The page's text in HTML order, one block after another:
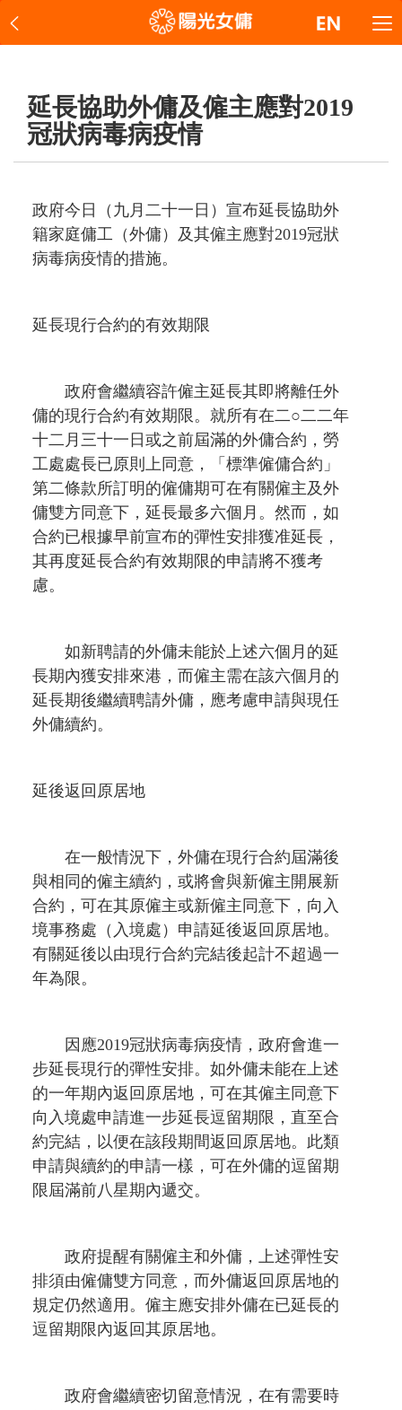
延長協助外傭及僱主應對2019
冠狀病毒病疫情
政府今日（九月二十一日）宣布延長協助外
籍家庭傭工（外傭）及其僱主應對2019冠狀
病毒病疫情的措施。
延長現行合約的有效期限
政府會繼續容許僱主延長其即將離任外
傭的現行合約有效期限。就所有在二○二二年
十二月三十一日或之前屆滿的外傭合約，勞
工處處長已原則上同意，「標準僱傭合約」
第二條款所訂明的僱傭期可在有關僱主及外
傭雙方同意下，延長最多六個月。然而，如
合約已根據早前宣布的彈性安排獲准延長，
其再度延長合約有效期限的申請將不獲考
慮。
如新聘請的外傭未能於上述六個月的延
長期內獲安排來港，而僱主需在該六個月的
延長期後繼續聘請外傭，應考慮申請與現任
外傭續約。
延後返回原居地
在一般情況下，外傭在現行合約屆滿後
與相同的僱主續約，或將會與新僱主開展新
合約，可在其原僱主或新僱主同意下，向入
境事務處（入境處）申請延後返回原居地。
有關延後以由現行合約完結後起計不超過一
年為限。
因應2019冠狀病毒病疫情，政府會進一
步延長現行的彈性安排。如外傭未能在上述
的一年期內返回原居地，可在其僱主同意下
向入境處申請進一步延長逗留期限，直至合
約完結，以便在該段期間返回原居地。此類
申請與續約的申請一樣，可在外傭的逗留期
限屆滿前八星期內遞交。
政府提醒有關僱主和外傭，上述彈性安
排須由僱傭雙方同意，而外傭返回原居地的
規定仍然適用。僱主應安排外傭在已延長的
逗留期限內返回其原居地。
政府會繼續密切留意情況，在有需要時